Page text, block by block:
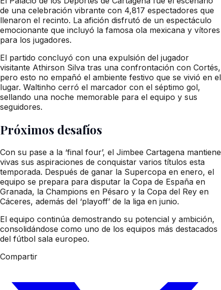
de una celebración vibrante con 4,817 espectadores que
llenaron el recinto. La afición disfrutó de un espectáculo
emocionante que incluyó la famosa ola mexicana y vítores
para los jugadores.
El partido concluyó con una expulsión del jugador
visitante Athirson Silva tras una confrontación con Cortés,
pero esto no empañó el ambiente festivo que se vivió en el
lugar. Waltinho cerró el marcador con el séptimo gol,
sellando una noche memorable para el equipo y sus
seguidores.
Próximos desafíos
Con su pase a la ‘final four’, el Jimbee Cartagena mantiene
vivas sus aspiraciones de conquistar varios títulos esta
temporada. Después de ganar la Supercopa en enero, el
equipo se prepara para disputar la Copa de España en
Granada, la Champions en Pésaro y la Copa del Rey en
Cáceres, además del ‘playoff’ de la liga en junio.
El equipo continúa demostrando su potencial y ambición,
consolidándose como uno de los equipos más destacados
del fútbol sala europeo.
Compartir